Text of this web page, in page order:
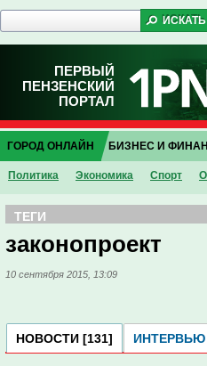
ПЕРВЫЙ
ПЕНЗЕНСКИЙ
ПОРТАЛ
ГОРОД ОНЛАЙН
Политика Экономика Спорт
БИЗНЕС И
ТЕГИ
законопроект
10 сентября 2015, 13:09
НОВОСТИ [131] ИНТЕРВЬЮ